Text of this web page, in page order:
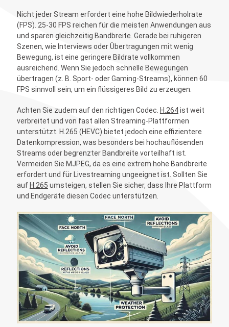
Nicht jeder Stream erfordert eine hohe Bildwiederholrate
(FPS). 25-30 FPS reichen für die meisten Anwendungen aus
und sparen gleichzeitig Bandbreite. Gerade bei ruhigeren
Szenen, wie Interviews oder Übertragungen mit wenig
Bewegung, ist eine geringere Bildrate vollkommen
ausreichend. Wenn Sie jedoch schnelle Bewegungen
übertragen (z. B. Sport- oder Gaming-Streams), können 60
FPS sinnvoll sein, um ein flüssigeres Bild zu erzeugen.
Achten Sie zudem auf den richtigen Codec. H.264ist weit
verbreitet und von fast allen Streaming-Plattformen
unterstützt. H.265 (HEVC) bietet jedoch eine effizientere
Datenkompression, was besonders bei hochauflösenden
Streams oder begrenzter Bandbreite vorteilhaft ist.
Vermeiden Sie MJPEG, da es eine extrem hohe Bandbreite
erfordert und für Livestreaming ungeeignet ist. Sollten Sie
auf H.265 umsteigen, stellen Sie sicher, dass Ihre Plattform
und Endgeräte diesen Codec unterstützen.